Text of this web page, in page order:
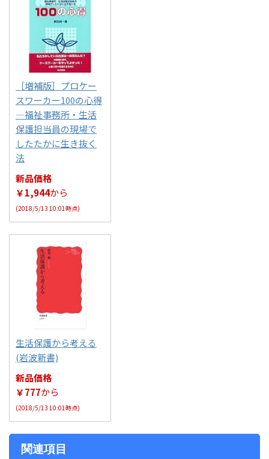
［増補版］プロケー
スワーカー100の心得
―福祉事務所・生活
保護担当員の現場で
したたかに生き抜く
法
新品価格
￥1,944から
(2018/5/13 10:01時点)
生活保護から考える
(岩波新書)
新品価格
￥777から
(2018/5/13 10:01時点)
関連項目